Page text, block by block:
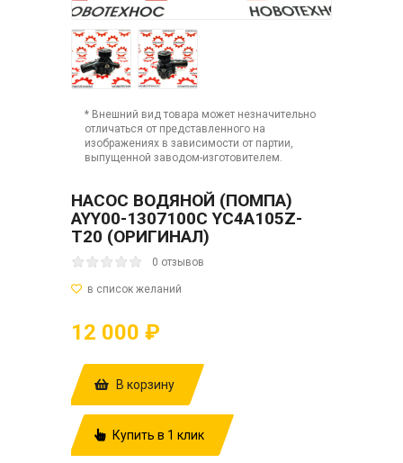
* Внешний вид товара может незначительно
отличаться от представленного на
изображениях в зависимости от партии,
выпущенной заводом-изготовителем.
НАСОС ВОДЯНОЙ (ПОМПА)
AYY00-1307100C YC4A105Z-
T20 (ОРИГИНАЛ)
0 отзывов
12 000 ₽
В корзину
Купить в 1 клик